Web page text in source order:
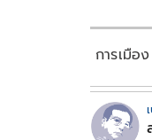
การเมือง